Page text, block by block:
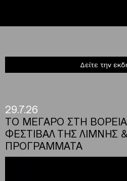
Δείτε την
29.7.26
ΤΟ ΜΕΓΑΡΟ ΣΤΗ
ΦΕΣΤΙΒΑΛ ΤΗΣ ΛΙΜΝΗΣ
ΠΡΟΓΡΑΜΜΑΤΑ